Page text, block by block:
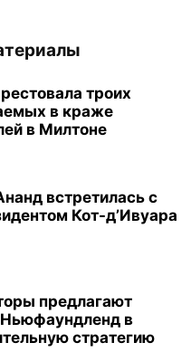
троих
в краже
в Милтоне
встретилась с
Кот-д’Ивуара
предлагают
в
стратегию